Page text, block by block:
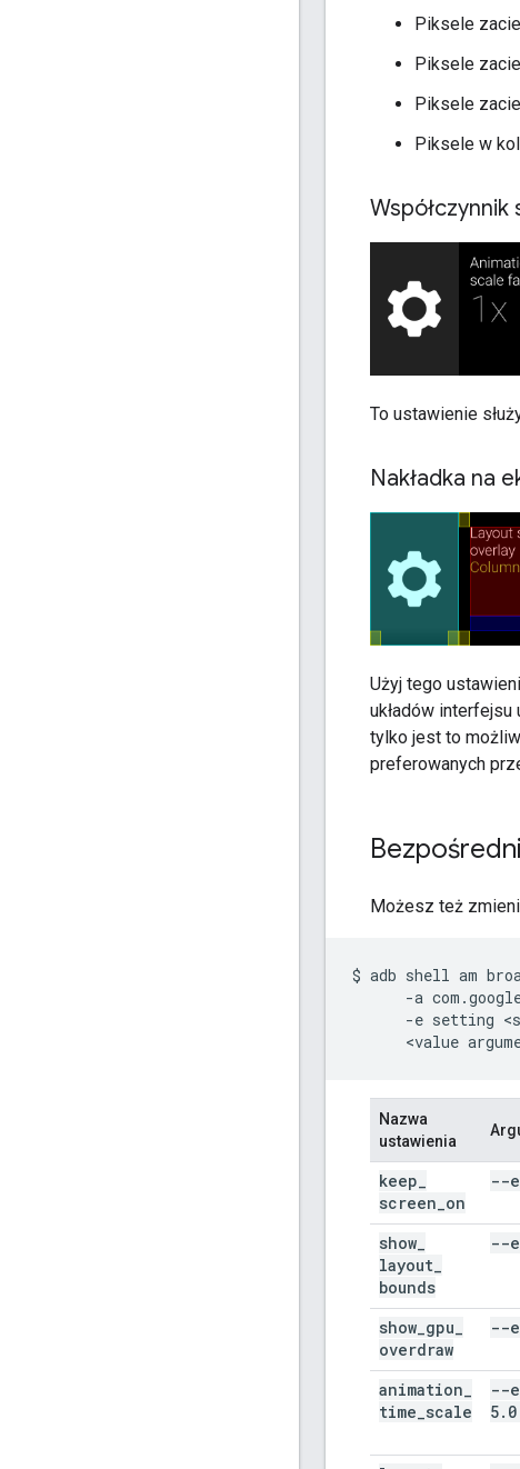
Piksele
Piksele
Piksele
Piksele w
Współczynnik
To ustawienie
Nakładka na
Użyj tego
układów interfejsu
tylko jest to
preferowanych
Możesz też
$ adb shell am
-a
-e setting
<value
Nazwa
ustawienia
keep
screen on
--
show
layout
bounds
--
show gpu
overdraw
--
animation
time scale
--
5. 0